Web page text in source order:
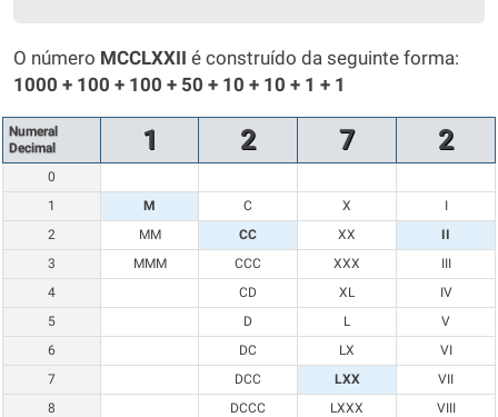
O número MCCLXXII é construído da seguinte forma:
1000 + 100 + 100 + 50 + 10 + 10 + 1 + 1
Numeral
Decimal
1 2 7 2
0
1
M C X
I
2
MM CC XX
II
3
MMM CCC XXX
III
4
CD XL
IV
5
D L
V
6
DC LX
VI
7
DCC LXX
VII
8
DCCC LXXX
VIII